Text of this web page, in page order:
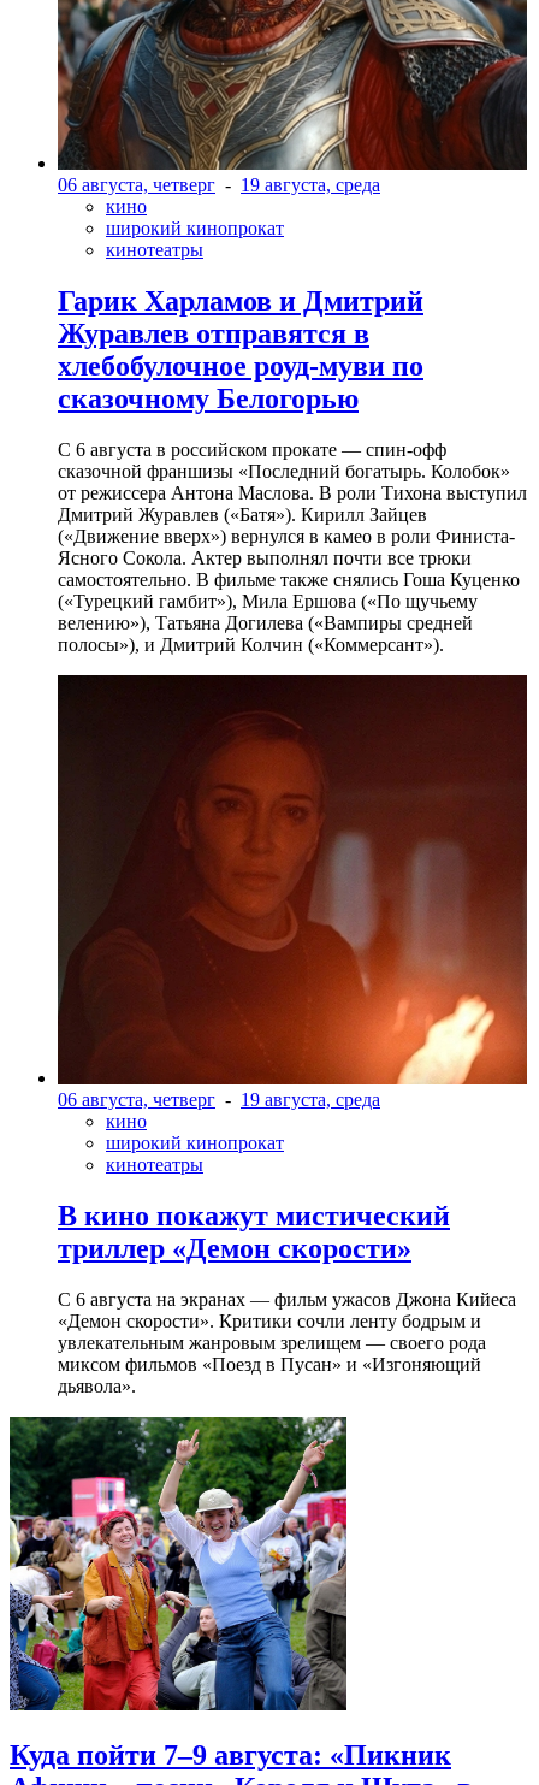
06 августа, четверг - 19 августа, среда
кино
широкий кинопрокат
кинотеатры
Гарик Харламов и Дмитрий
Журавлев отправятся в
хлебобулочное роуд-муви по
сказочному Белогорью
С 6 августа в российском прокате — спин-офф
сказочной франшизы «Последний богатырь. Колобок»
от режиссера Антона Маслова. В роли Тихона выступил
Дмитрий Журавлев («Батя»). Кирилл Зайцев
(«Движение вверх») вернулся в камео в роли Финиста-
Ясного Сокола. Актер выполнял почти все трюки
самостоятельно. В фильме также снялись Гоша Куценко
(«Турецкий гамбит»), Мила Ершова («По щучьему
велению»), Татьяна Догилева («Вампиры средней
полосы»), и Дмитрий Колчин («Коммерсант»).
06 августа, четверг - 19 августа, среда
кино
широкий кинопрокат
кинотеатры
В кино покажут мистический
триллер «Демон скорости»
С 6 августа на экранах — фильм ужасов Джона Кийеса
«Демон скорости». Критики сочли ленту бодрым и
увлекательным жанровым зрелищeм — своего рода
миксом фильмов «Поезд в Пусан» и «Изгоняющий
дьявола».
Куда пойти 7–9 августа: «Пикник